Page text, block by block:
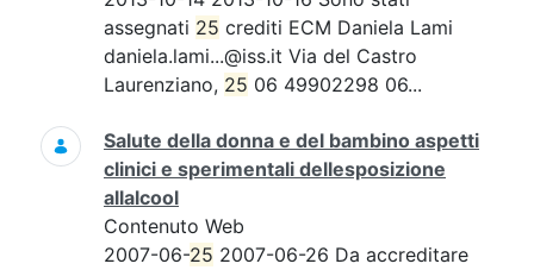
assegnati 25 crediti ECM Daniela Lami
daniela.lami...@iss.it Via del Castro
Laurenziano, 25 06 49902298 06...
Salute della donna e del bambino aspetti
clinici e sperimentali dellesposizione
allalcool
Contenuto Web
2007-06-25 2007-06-26 Da accreditare